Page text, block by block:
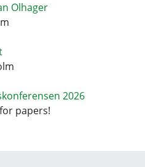
Olhager
2026
papers!